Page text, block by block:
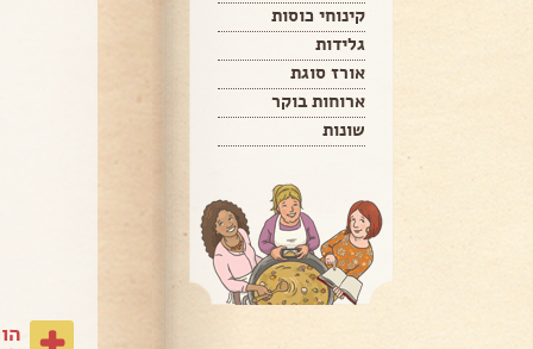
קינוחי כוסות
גלידות
אורז סוגת
ארוחות בוקר
שונות